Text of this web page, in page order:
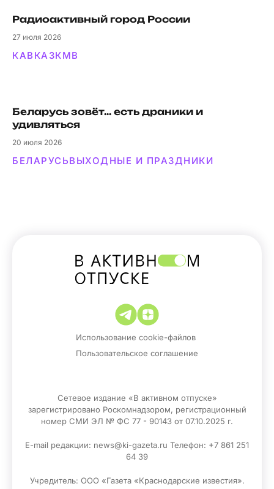
Радиоактивный город России
27 июля 2026
КАВКАЗКМВ
Беларусь зовёт… есть драники и
удивляться
20 июля 2026
БЕЛАРУСЬВЫХОДНЫЕ И ПРАЗДНИКИ
Использование cookie-файлов
Пользовательское соглашение
Сетевое издание «В активном отпуске»
зарегистрировано Роскомнадзором, регистрационный
номер СМИ ЭЛ № ФС 77 - 90143 от 07.10.2025 г.
E-mail редакции: news@ki-gazeta.ru Телефон: +7 861 251
64 39
Учредитель: ООО «Газета «Краснодарские известия».